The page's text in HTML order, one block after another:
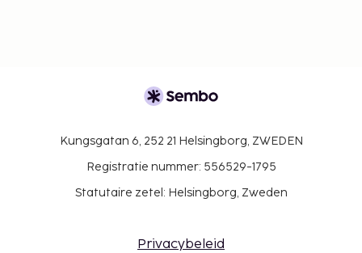
Kungsgatan 6, 252 21 Helsingborg, ZWEDEN
Registratie nummer: 556529-1795
Statutaire zetel: Helsingborg, Zweden
Privacybeleid